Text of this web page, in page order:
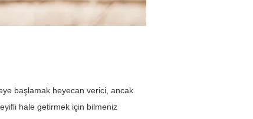
başlamak heyecan verici, ancak
hale getirmek için bilmeniz